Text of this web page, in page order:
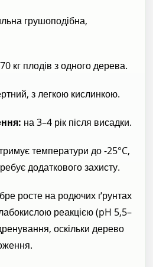
грушоподібна,
кг плодів з одного дерева.
з легкою кислинкою.
на 3–4 рік після висадки.
температури до -25°C,
додаткового захисту.
росте на родючих ґрунтах
реакцією (pH 5,5–
оскільки дерево